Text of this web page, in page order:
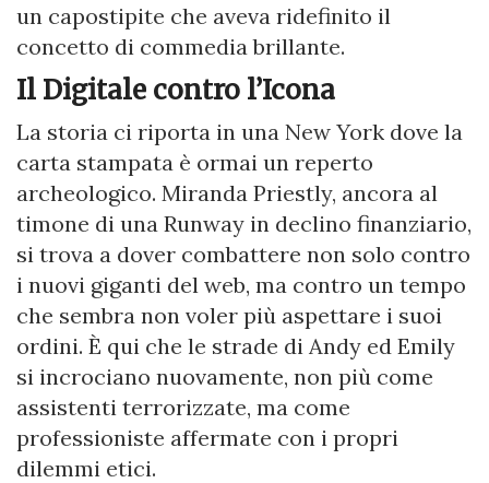
un capostipite che aveva ridefinito il
concetto di commedia brillante.
Il Digitale contro l’Icona
La storia ci riporta in una New York dove la
carta stampata è ormai un reperto
archeologico. Miranda Priestly, ancora al
timone di una Runway in declino finanziario,
si trova a dover combattere non solo contro
i nuovi giganti del web, ma contro un tempo
che sembra non voler più aspettare i suoi
ordini. È qui che le strade di Andy ed Emily
si incrociano nuovamente, non più come
assistenti terrorizzate, ma come
professioniste affermate con i propri
dilemmi etici.